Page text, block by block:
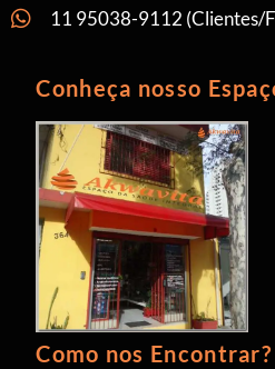
11 95038-9112 (Clientes/
Conheça nosso
Como nos Encontrar?